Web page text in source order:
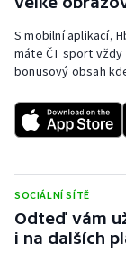
Rychlostní
Short track
Sportovní
Triatlon
S mobilní aplikací,
máte ČT sport
bonusový obsah
SOCIÁLNÍ SÍTĚ
Odteď vám
i na dalších